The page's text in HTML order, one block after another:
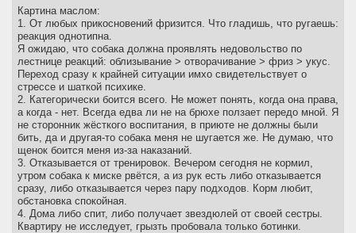
Картина маслом:
1. От любых прикосновений фризится. Что гладишь, что ругаешь:
реакция однотипна.
Я ожидаю, что собака должна проявлять недовольство по
лестнице реакций: облизывание > отворачивание > фриз > укус.
Переход сразу к крайней ситуации имхо свидетельствует о
стрессе и шаткой психике.
2. Категорически боится всего. Не может понять, когда она права,
а когда - нет. Всегда едва ли не на брюхе ползает передо мной. Я
не сторонник жёсткого воспитания, в приюте не должны были
бить, да и другая-то собака меня не шугается же. Не думаю, что
щенок боится меня из-за наказаний.
3. Отказывается от тренировок. Вечером сегодня не кормил,
утром собака к миске рвётся, а из рук есть либо отказывается
сразу, либо отказывается через пару подходов. Корм любит,
обстановка спокойная.
4. Дома либо спит, либо получает звездюлей от своей сестры.
Квартиру не исследует, грызть пробовала только ботинки.